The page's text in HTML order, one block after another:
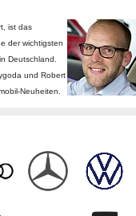
ist das
der wichtigsten
Deutschland.
und Robert
Neuheiten.